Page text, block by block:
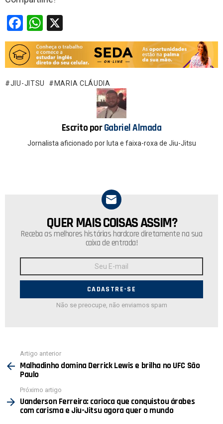
F
a
ce
b
o
W
h
at
s
A
JIU-JITSU MARIA CLÁUDIA
Escrito porGabriel Almada
Jornalista aficionado por luta e faixa-roxa de Jiu-Jitsu
NEWSLETTER
QUER MAIS COISAS ASSIM?
Receba as melhores histórias hardcore diretamente na sua
caixa de entrada!
E-
Não se preocupe, não enviamos spam
mais
Artigo anterior
Malhadinho domina Derrick Lewis e brilha no UFC São
Paulo
Próximo artigo
Uanderson Ferreira: carioca que conquistou árabes
com carisma e Jiu-Jitsu agora quer o mundo